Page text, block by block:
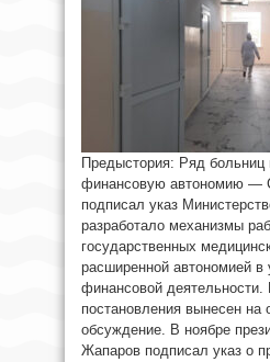
Предыстория: Ряд больниц
финансовую автономию —
подписал указ
разработало механизмы
государственных
расширенной автономией в
финансовой деятельности.
постановления вынесен на
обсуждение. В ноябре
Жапаров подписал указ о